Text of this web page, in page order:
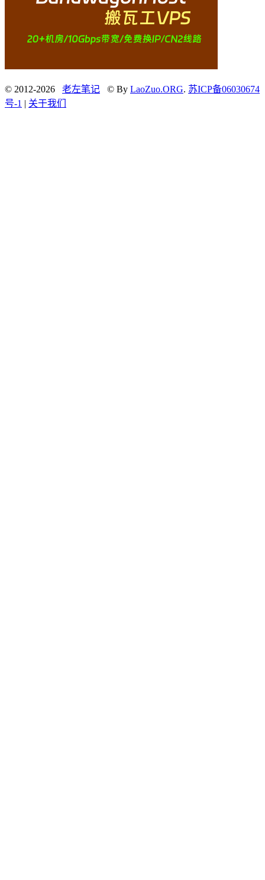
© 2012-2026 老左笔记 © By LaoZuo.ORG. 苏ICP备06030674
号-1 | 关于我们